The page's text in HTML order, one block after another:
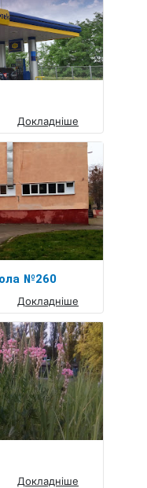
Докладніше
№260
Докладніше
Докладніше